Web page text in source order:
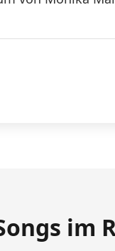
im